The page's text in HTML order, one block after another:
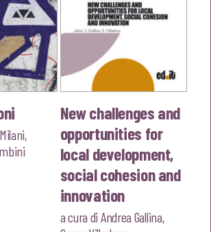
,
New challenges and
opportunities for
local development,
social cohesion and
innovation
a cura di Andrea Gallina,